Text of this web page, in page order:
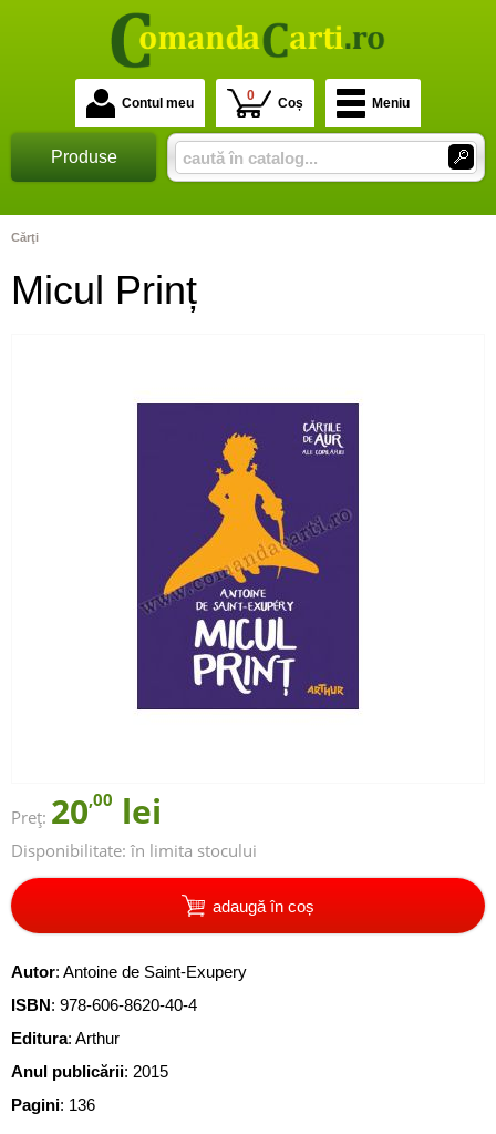
Contul meu 0 Coș Meniu
Produse
Cărţi
Micul Prinț
Preț: 20,00 lei
Disponibilitate: în limita stocului
adaugă în coș
Autor: Antoine de Saint-Exupery
ISBN: 978-606-8620-40-4
Editura: Arthur
Anul publicării: 2015
Pagini: 136